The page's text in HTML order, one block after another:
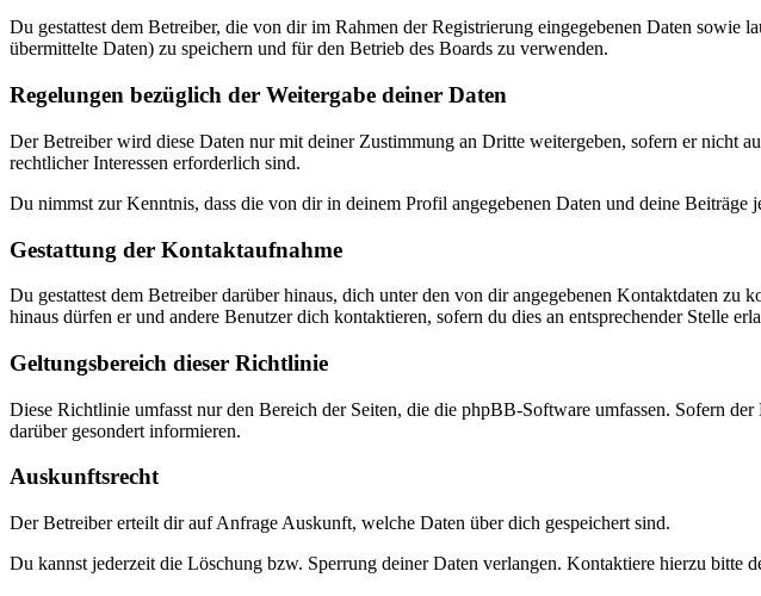
Du gestattest dem Betreiber, die von dir im Rahmen der Registrierung eingegebenen Daten
übermittelte Daten) zu speichern und für den Betrieb des Boards zu verwenden.
Regelungen bezüglich der Weitergabe deiner Daten
Der Betreiber wird diese Daten nur mit deiner Zustimmung an Dritte weitergeben, sofern er nicht
rechtlicher Interessen erforderlich sind.
Du nimmst zur Kenntnis, dass die von dir in deinem Profil angegebenen Daten und deine
Gestattung der Kontaktaufnahme
Du gestattest dem Betreiber darüber hinaus, dich unter den von dir angegebenen Kontaktdaten
hinaus dürfen er und andere Benutzer dich kontaktieren, sofern du dies an entsprechender Stelle
Geltungsbereich dieser Richtlinie
Diese Richtlinie umfasst nur den Bereich der Seiten, die die phpBB-Software umfassen. Sofern
darüber gesondert informieren.
Auskunftsrecht
Der Betreiber erteilt dir auf Anfrage Auskunft, welche Daten über dich gespeichert sind.
Du kannst jederzeit die Löschung bzw. Sperrung deiner Daten verlangen. Kontaktiere hierzu bitte